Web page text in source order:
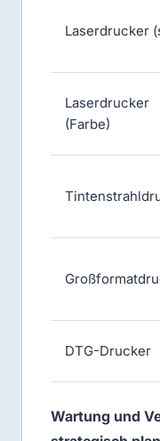
Laserdrucker
Laserdrucker
(Farbe)
DTG-Drucker
Wartung und